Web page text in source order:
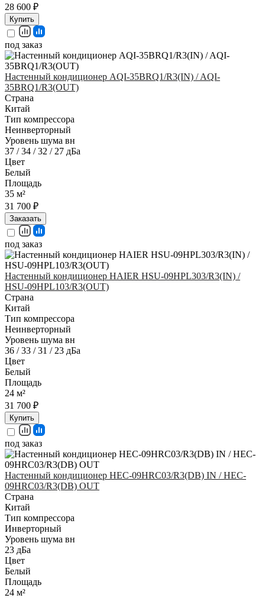
28 600 ₽
Купить
под заказ
Настенный кондиционер AQI-35BRQ1/R3(IN) / AQI-
35BRQ1/R3(OUT)
Страна
Китай
Тип компрессора
Неинверторный
Уровень шума вн
37 / 34 / 32 / 27 дБа
Цвет
Белый
Площадь
35 м²
31 700 ₽
Заказать
под заказ
Настенный кондиционер HAIER HSU-09HPL303/R3(IN) /
HSU-09HPL103/R3(OUT)
Страна
Китай
Тип компрессора
Неинверторный
Уровень шума вн
36 / 33 / 31 / 23 дБа
Цвет
Белый
Площадь
24 м²
31 700 ₽
Купить
под заказ
Настенный кондиционер HEC-09HRC03/R3(DB) IN / HEC-
09HRC03/R3(DB) OUT
Страна
Китай
Тип компрессора
Инверторный
Уровень шума вн
23 дБа
Цвет
Белый
Площадь
24 м²